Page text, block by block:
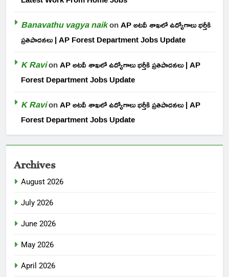
Banavathu vagya naikonAP అటవీ శాఖలో ఉద్యోగాలు భర్తీకి
ప్రతిపాదనలు | AP Forest Department Jobs Update
K RavionAP అటవీ శాఖలో ఉద్యోగాలు భర్తీకి ప్రతిపాదనలు | AP
Forest Department Jobs Update
K RavionAP అటవీ శాఖలో ఉద్యోగాలు భర్తీకి ప్రతిపాదనలు | AP
Forest Department Jobs Update
Archives
August 2026
July 2026
June 2026
May 2026
April 2026